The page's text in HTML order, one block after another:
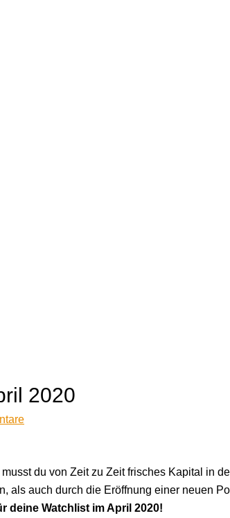
2020
du von Zeit zu Zeit frisches Kapital in
als auch durch die Eröffnung einer neuen
deine Watchlist im April 2020!